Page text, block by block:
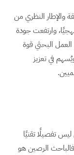
والإطار النظري من
وارتفعت جودة
البحثي قوة
في تعزيز
ليس تفصيلًا تقنيًا
الرصين هو